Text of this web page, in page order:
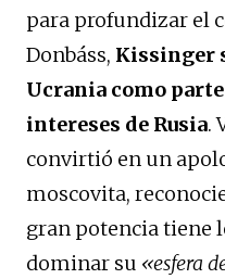
para profundizar el
Donbáss, Kissinger
Ucrania como
intereses de Rusia.
convirtió en un
moscovita,
gran potencia tiene
dominar su «esfera